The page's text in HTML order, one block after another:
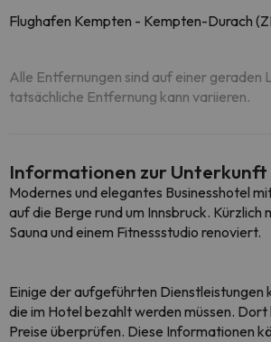
Flughafen Kempten - Kempten-Durach
Alle Entfernungen sind auf einer geraden
tatsächliche Entfernung kann variieren.
Informationen zur Unterkunft
Modernes und elegantes Businesshotel
auf die Berge rund um Innsbruck. Kürzlich
Sauna und einem Fitnessstudio renoviert.
Einige der aufgeführten Dienstleistungen
die im Hotel bezahlt werden müssen. Dort
Preise überprüfen. Diese Informationen